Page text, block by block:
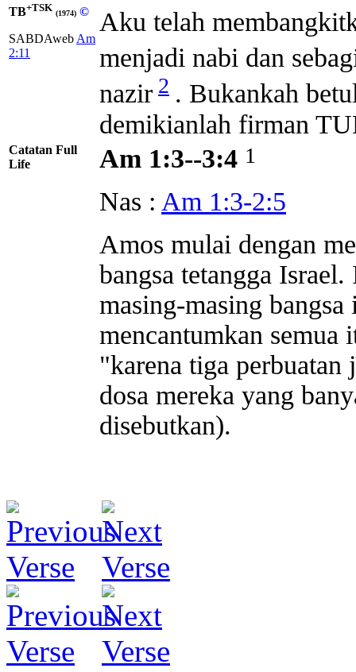
TB+TSK (1974) ©
SABDAweb Am
2:11
Aku telah
menjadi nabi dan
nazir 2 . Bukankah
demikianlah firman
Catatan Full
Life
Am 1:3--3:4 1
Nas : Am 1:3-2:5
Amos mulai dengan
bangsa tetangga
masing-masing
mencantumkan semua
"karena tiga perbuatan
dosa mereka yang
disebutkan).